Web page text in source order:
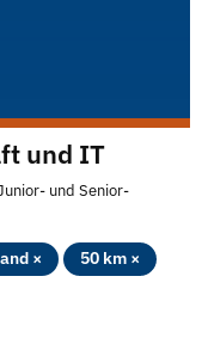
und IT
und Senior-
×
50 km ×